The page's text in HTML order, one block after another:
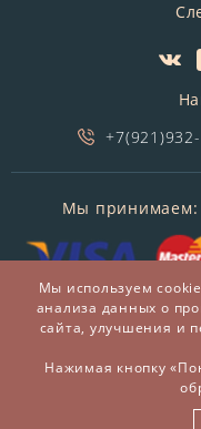
Мы принимаем:
© 2014-2026
подарков
Мы используем
анализа данных о
сайта, улучшения и
Нажимая кнопку